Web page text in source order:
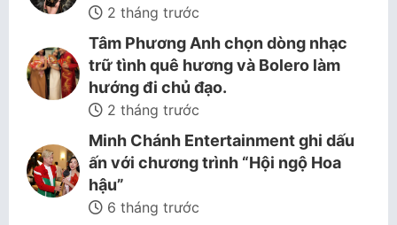
2 tháng trước
Tâm Phương Anh chọn dòng nhạc
trữ tình quê hương và Bolero làm
hướng đi chủ đạo.
2 tháng trước
Minh Chánh Entertainment ghi dấu
ấn với chương trình “Hội ngộ Hoa
hậu”
6 tháng trước